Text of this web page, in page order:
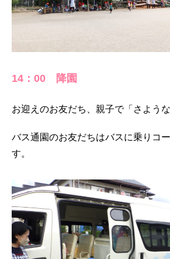
14：00 降園
お迎えのお友だち、親子で「さような
バス通園のお友だちはバスに乗りコ
す。